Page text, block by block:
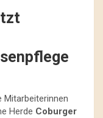
Mitarbeiterinnen
Herde Coburger